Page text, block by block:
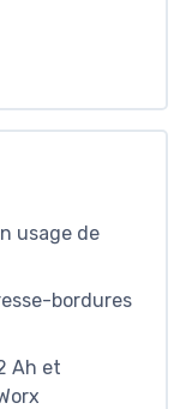
usage de
bordures
Ah et